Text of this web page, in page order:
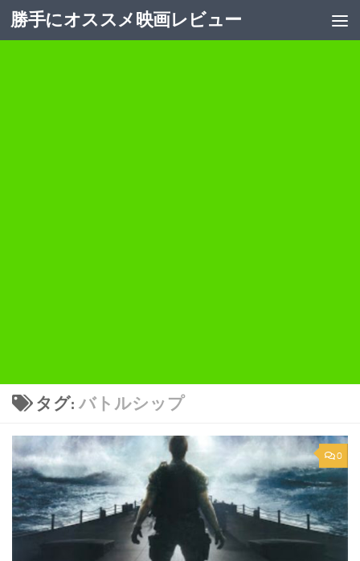
コンテンツへスキップ
勝手にオススメ映画レビュー
タグ: バトルシップ
0